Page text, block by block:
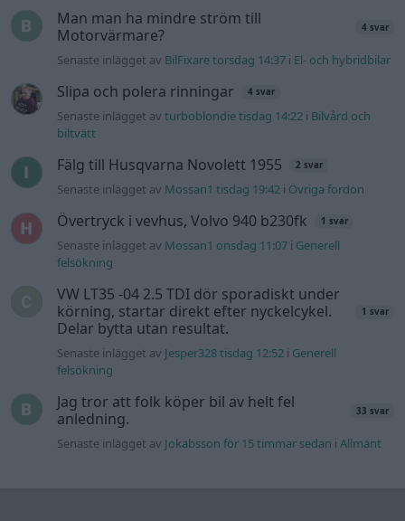
Man man ha mindre ström till
Motorvärmare?
4 svar
Senaste inlägget av BilFixare torsdag 14:37 i El- och hybridbilar
Slipa och polera rinningar 4 svar
Senaste inlägget avturboblondie tisdag 14:22 i Bilvård och
biltvätt
Fälg till Husqvarna Novolett 1955 2 svar
Senaste inlägget av Mossan1 tisdag 19:42 i Övriga fordon
Övertryck i vevhus, Volvo 940 b230fk 1 svar
Senaste inlägget av Mossan1 onsdag 11:07 i Generell
felsökning
VW LT35 -04 2.5 TDI dör sporadiskt under
körning, startar direkt efter nyckelcykel.
Delar bytta utan resultat.
1 svar
Senaste inlägget av Jesper328 tisdag 12:52 i Generell
felsökning
Jag tror att folk köper bil av helt fel
anledning.
33 svar
Senaste inlägget av Jokabsson för 15 timmar sedan iAllmänt